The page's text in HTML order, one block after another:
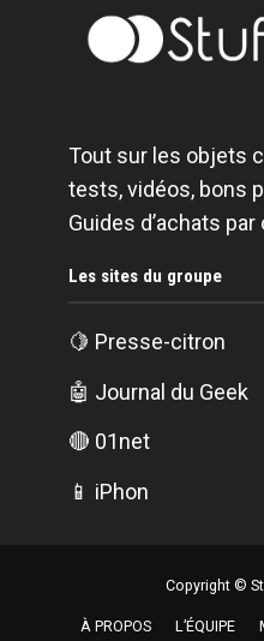
Tout sur les objets
tests, vidéos, bons
Guides d’achats
Les sites du groupe
🍋 Presse-citron
🤖 Journal du Geek
🔴 01net
📱 iPhon
Copyright ©
À PROPOS L’ÉQUIPE